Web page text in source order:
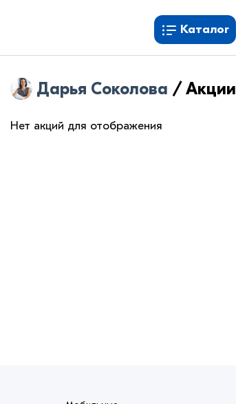
Каталог
Дарья Соколова /Акции
Нет акций для отображения